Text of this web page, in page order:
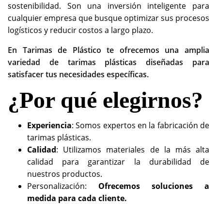
sostenibilidad. Son una inversión inteligente para
cualquier empresa que busque optimizar sus procesos
logísticos y reducir costos a largo plazo.
En Tarimas de Plástico te ofrecemos una amplia
variedad de tarimas plásticas diseñadas para
satisfacer tus necesidades específicas.
¿Por qué elegirnos?
Experiencia: Somos expertos en la fabricación de
tarimas plásticas.
Calidad: Utilizamos materiales de la más alta
calidad para garantizar la durabilidad de
nuestros productos.
Personalización: Ofrecemos soluciones a
medida para cada cliente.